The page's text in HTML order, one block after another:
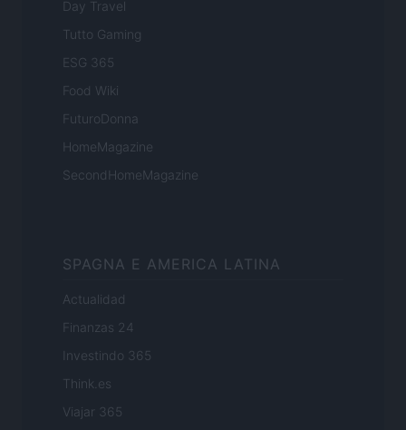
Day Travel
Tutto Gaming
ESG 365
Food Wiki
FuturoDonna
HomeMagazine
SecondHomeMagazine
SPAGNA E AMERICA LATINA
Actualidad
Finanzas 24
Investindo 365
Think.es
Viajar 365